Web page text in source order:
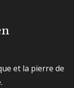
et la pierre de